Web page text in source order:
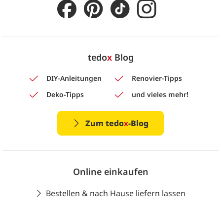
tedoxBlog
DIY-Anleitungen
Renovier-Tipps
Deko-Tipps
und vieles mehr!
Zum tedox-Blog
Online einkaufen
Bestellen & nach Hause liefern lassen